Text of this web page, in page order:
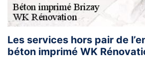
Les services hors pair de
béton imprimé WK